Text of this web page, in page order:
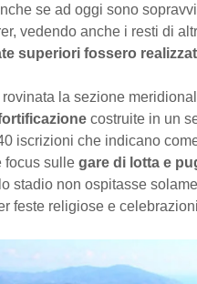
se ad oggi sono
vedendo anche i resti di
superiori fossero
la sezione
costruite in un
iscrizioni che indicano
focus sulle gare di lotta e
stadio non ospitasse
feste religiose e